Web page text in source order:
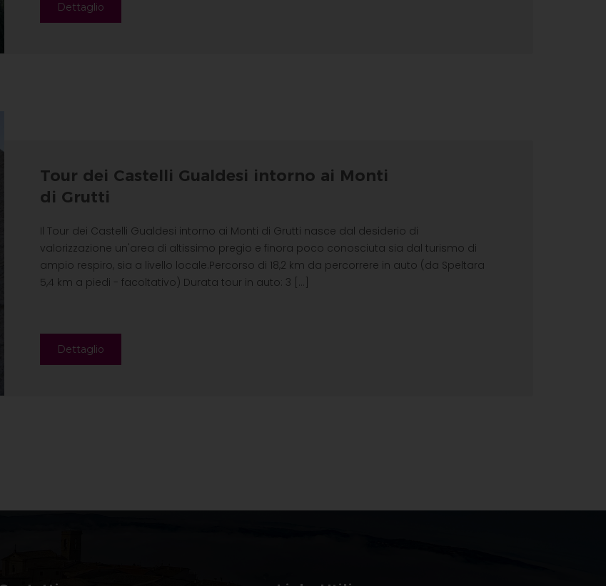
Dettaglio
Tour dei Castelli Gualdesi intorno ai Monti
di Grutti
Il Tour dei Castelli Gualdesi intorno ai Monti di Grutti nasce dal desiderio di
valorizzazione un'area di altissimo pregio e finora poco conosciuta sia dal turismo di
ampio respiro, sia a livello locale.Percorso di 18,2 km da percorrere in auto (da Speltara
5,4 km a piedi - facoltativo) Durata tour in auto: 3 [...]
Dettaglio